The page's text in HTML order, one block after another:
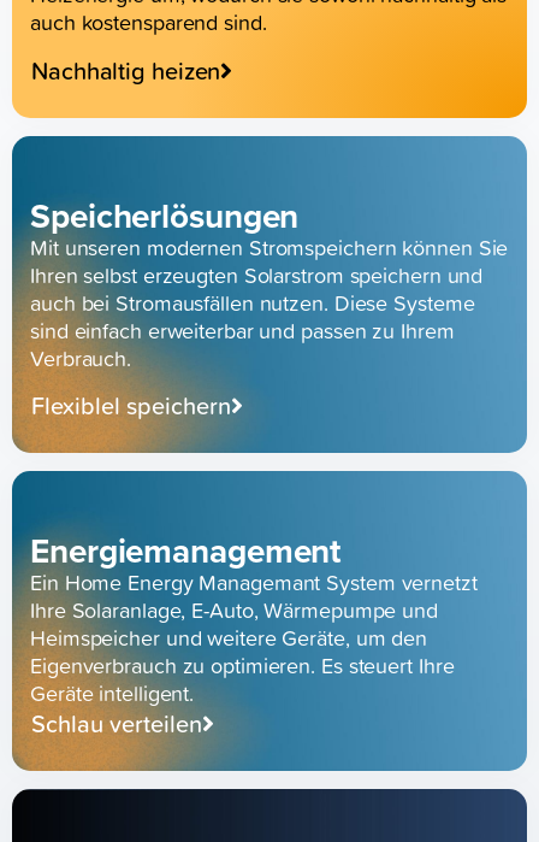
auch kostensparend sind.
Nachhaltig heizen
Speicherlösungen
Mit unseren modernen Stromspeichern können Sie
Ihren selbst erzeugten Solarstrom speichern und
auch bei Stromausfällen nutzen. Diese Systeme
sind einfach erweiterbar und passen zu Ihrem
Verbrauch.
Flexiblel speichern
Energiemanagement
Ein Home Energy Managemant System vernetzt
Ihre Solaranlage, E-Auto, Wärmepumpe und
Heimspeicher und weitere Geräte, um den
Eigenverbrauch zu optimieren. Es steuert Ihre
Geräte intelligent.
Schlau verteilen